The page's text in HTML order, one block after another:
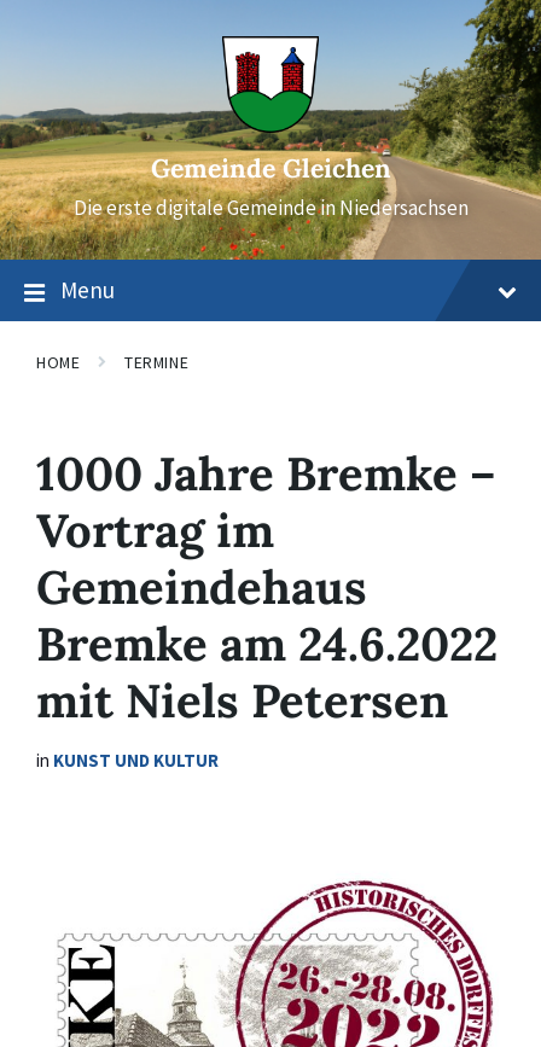
Gemeinde Gleichen
Die erste digitale Gemeinde in Niedersachsen
Menu
HOME TERMINE
1000 Jahre Bremke –
Vortrag im
Gemeindehaus
Bremke am 24.6.2022
mit Niels Petersen
in KUNST UND KULTUR